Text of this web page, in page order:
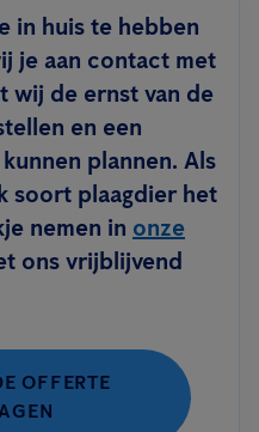
in huis te hebben
je aan contact met
wij de ernst van de
en een
plannen. Als
soort plaagdier het
nemen in onze
ons vrijblijvend
OFFERTE